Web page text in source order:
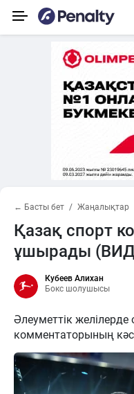
← Басты бет Жаңалықтар
Қазақ спорт
ұшырады
Кубеев Алихан
Бокс шолушысы
Әлеуметтік
комментаторының